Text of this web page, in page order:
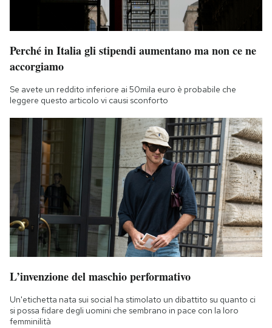
Perché in Italia gli stipendi aumentano ma non ce ne
accorgiamo
Se avete un reddito inferiore ai 50mila euro è probabile che
leggere questo articolo vi causi sconforto
L’invenzione del maschio performativo
Un'etichetta nata sui social ha stimolato un dibattito su quanto ci
si possa fidare degli uomini che sembrano in pace con la loro
femminilità